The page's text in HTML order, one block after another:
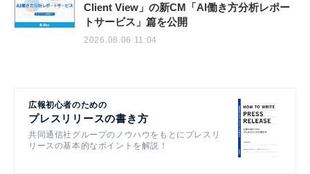
Client View」の新CM「AI働き方分析レポー
トサービス」篇を公開
2026.08.06 11:04
広報初心者のための
プレスリリースの書き方
共同通信社グループのノウハウをもとにプレスリ
リースの基本的なポイントを解説！